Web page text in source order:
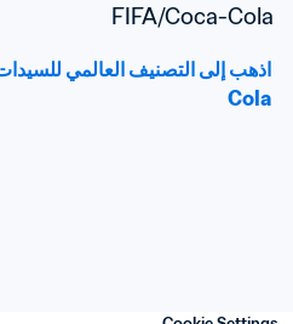
FIFA/Coca-Cola
Cola